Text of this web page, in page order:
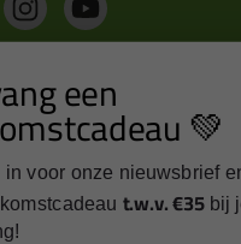
exclusieve deals
Inschrijven
een
💚
in voor onze nieuwsbrief
t.w.v. €35 bij